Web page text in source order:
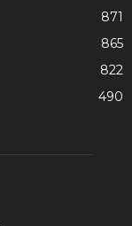
871
865
822
490